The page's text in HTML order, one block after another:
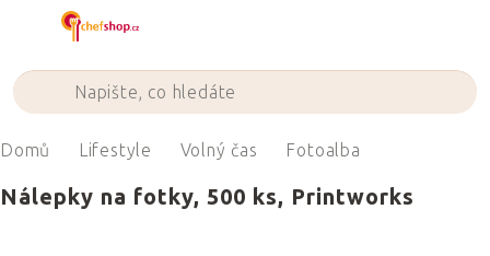
Domů Lifestyle Volný čas Fotoalba
Nálepky na fotky, 500 ks, Printworks